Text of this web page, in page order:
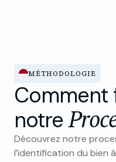
MÉTHODOLOGIE
Comment
notre
Découvrez notre
l’identification du bien